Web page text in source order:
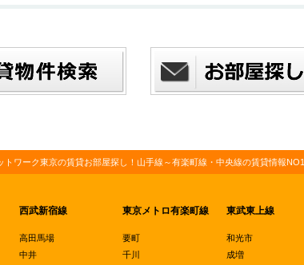
ワーク東京の賃貸お部屋探し！山手線～有楽町線・中央線の賃貸情報NO1
西武新宿線
高田馬場
中井
東京メトロ有楽町線
要町
千川
東武東上線
和光市
成増